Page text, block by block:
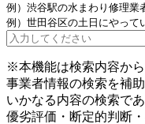
例）渋谷駅の水まわり修理業
例）世田谷区の土日にやって
※本機能は検索内容か
事業者情報の検索を補助
いかなる内容の検索で
優劣評価・断定的判断